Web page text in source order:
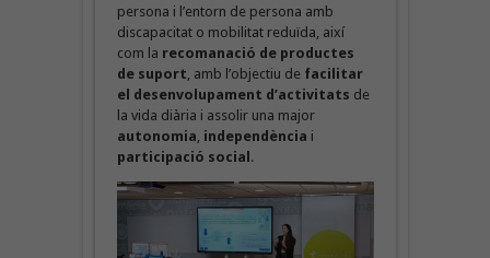
persona i l’entorn de persona amb
discapacitat o mobilitat reduïda, així
com la recomanació de productes
de suport , amb l’objectiu de facilitar
el desenvolupament d’activitats de
la vida diària i assolir una major
autonomia independència i
participació social .